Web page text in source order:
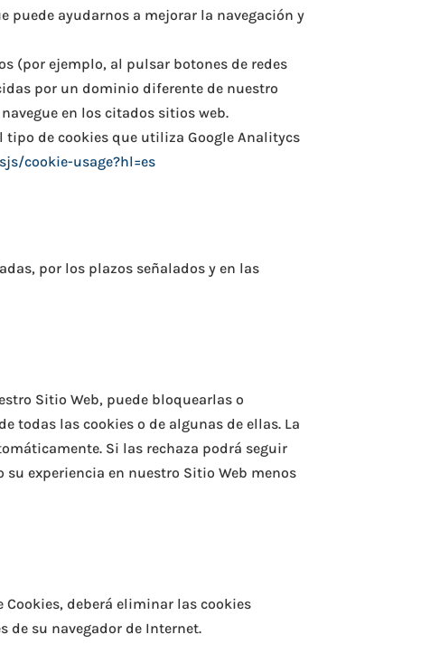
puede ayudarnos a mejorar la navegación y
(por ejemplo, al pulsar botones de redes
por un dominio diferente de nuestro
en los citados sitios web.
de cookies que utiliza Google Analitycs
cookie-usage?hl=es
por los plazos señalados y en las
Sitio Web, puede bloquearlas o
todas las cookies o de algunas de ellas. La
Si las rechaza podrá seguir
experiencia en nuestro Sitio Web menos
deberá eliminar las cookies
de su navegador de Internet.